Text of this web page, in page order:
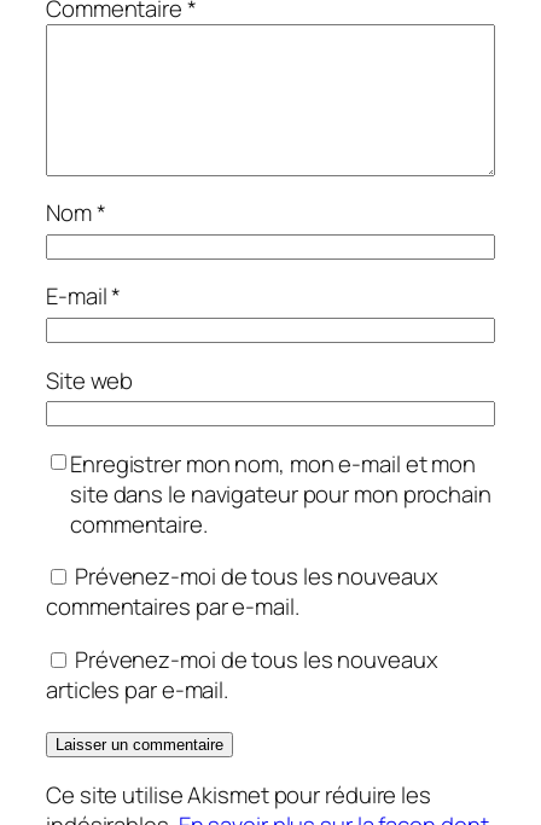
Commentaire*
Nom*
E-mail*
Site web
Enregistrer mon nom, mon e-mail et mon
site dans le navigateur pour mon prochain
commentaire.
Prévenez-moi de tous les nouveaux
commentaires par e-mail.
Prévenez-moi de tous les nouveaux
articles par e-mail.
Ce site utilise Akismet pour réduire les